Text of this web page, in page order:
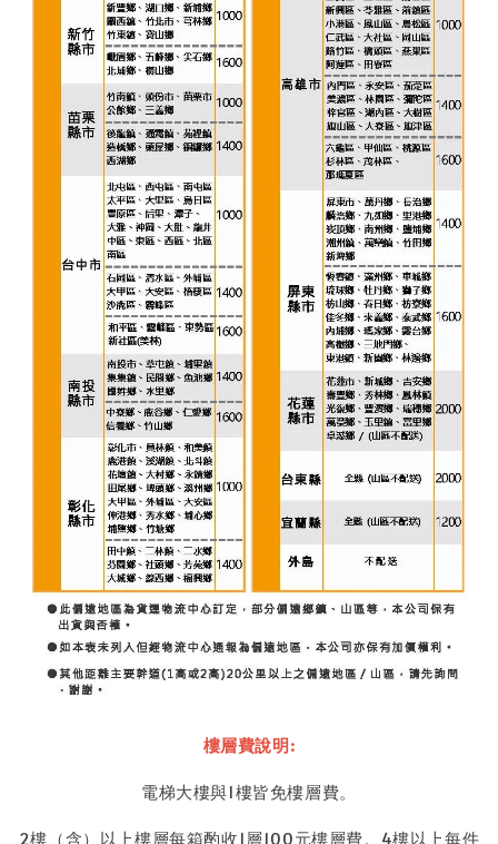
樓層費說明:
電梯大樓與1樓皆免樓層費。
2樓（含）以上樓層每箱酌收1層100元樓層費。4樓以上每件